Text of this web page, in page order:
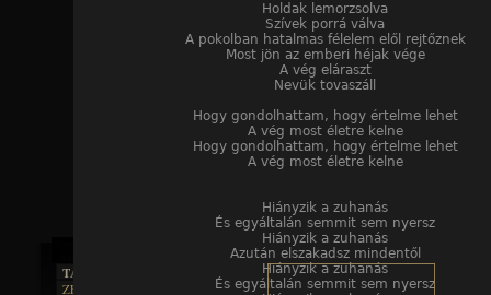
Holdak lemorzsolva
Szívek porrá válva
A pokolban hatalmas félelem elől rejtőznek
Most jön az emberi héjak vége
A vég eláraszt
Nevük tovaszáll
Hogy gondolhattam, hogy értelme lehet
A vég most életre kelne
Hogy gondolhattam, hogy értelme lehet
A vég most életre kelne
Hiányzik a zuhanás
És egyáltalán semmit sem nyersz
Hiányzik a zuhanás
Azután elszakadsz mindentől
Hiányzik a zuhanás
És egyáltalán semmit sem nyersz
TAJTÉKOS LAPOK
ZENE